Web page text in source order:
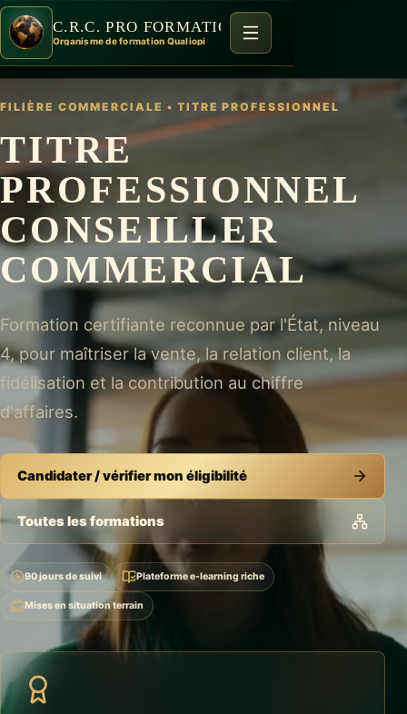
C.R.C. PRO FORMATION
Organisme de formation Qualiopi
FILIÈRE COMMERCIALE • TITRE PROFESSIONNEL
TITRE
PROFESSIONNEL
CONSEILLER
COMMERCIAL
Formation certifiante reconnue par l'État, niveau
4, pour maîtriser la vente, la relation client, la
fidélisation et la contribution au chiffre
d'affaires.
Candidater / vérifier mon éligibilité
Toutes les formations
90 jours de suivi Plateforme e-learning riche
Mises en situation terrain